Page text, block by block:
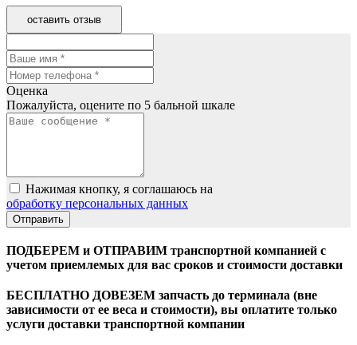
оставить отзыв
Оценка
Пожалуйста, оцените по 5 бальной шкале
Нажимая кнопку, я соглашаюсь на
обработку персональных данных
ПОДБЕРЕМ и ОТПРАВИМ транспортной компанией с
учетом приемлемых для вас сроков и стоимости доставки
БЕСПЛАТНО ДОВЕЗЕМ запчасть до терминала (вне
зависимости от ее веса и стоимости), вы оплатите только
услуги доставки транспортной компании